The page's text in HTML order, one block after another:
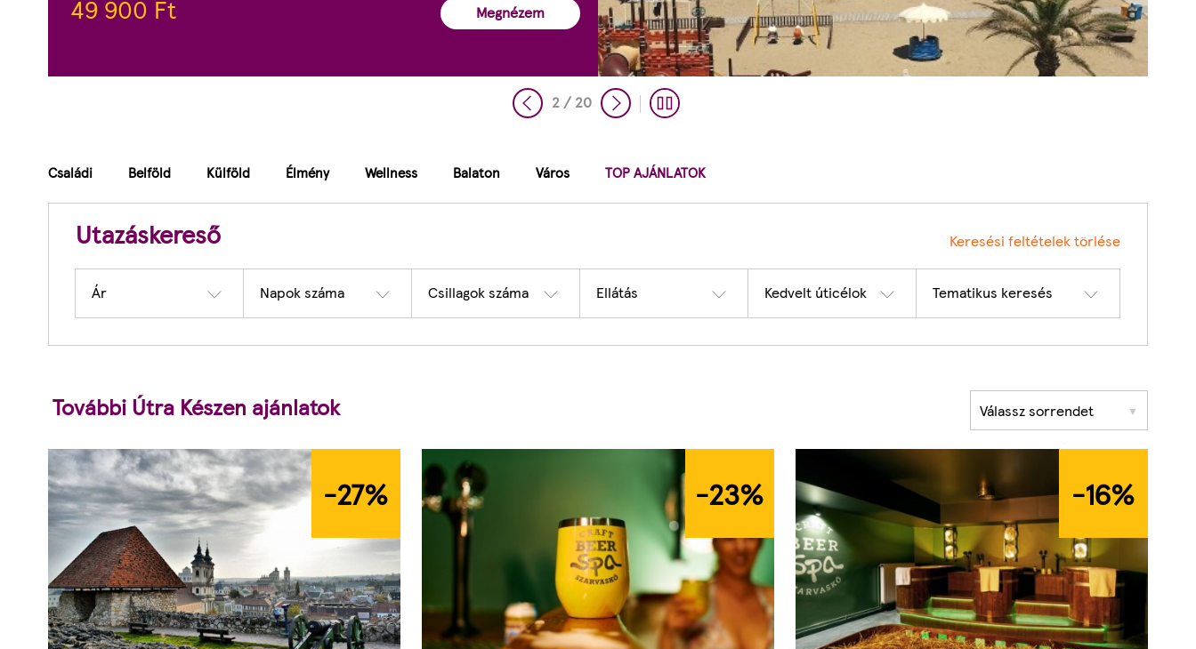
49 900 Ft Megnézem
2 / 20
Családi Belföld Külföld Élmény Wellness Balaton Város TOP AJÁNLATOK
Utazáskereső Keresési feltételek törlése
Ár Napok száma Csillagok száma Ellátás Kedvelt úticélok Tematikus keresés
További Útra Készen ajánlatok Válassz sorrendet ▼
-27% -23% -16%